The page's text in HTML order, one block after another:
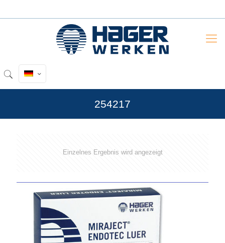
254217
Einzelnes Ergebnis wird angezeigt